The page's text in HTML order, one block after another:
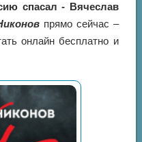
спасал - Вячеслав
прямо сейчас –
онлайн бесплатно и